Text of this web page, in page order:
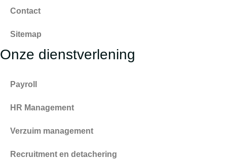
Contact
Sitemap
Onze dienstverlening
Payroll
HR Management
Verzuim management
Recruitment en detachering